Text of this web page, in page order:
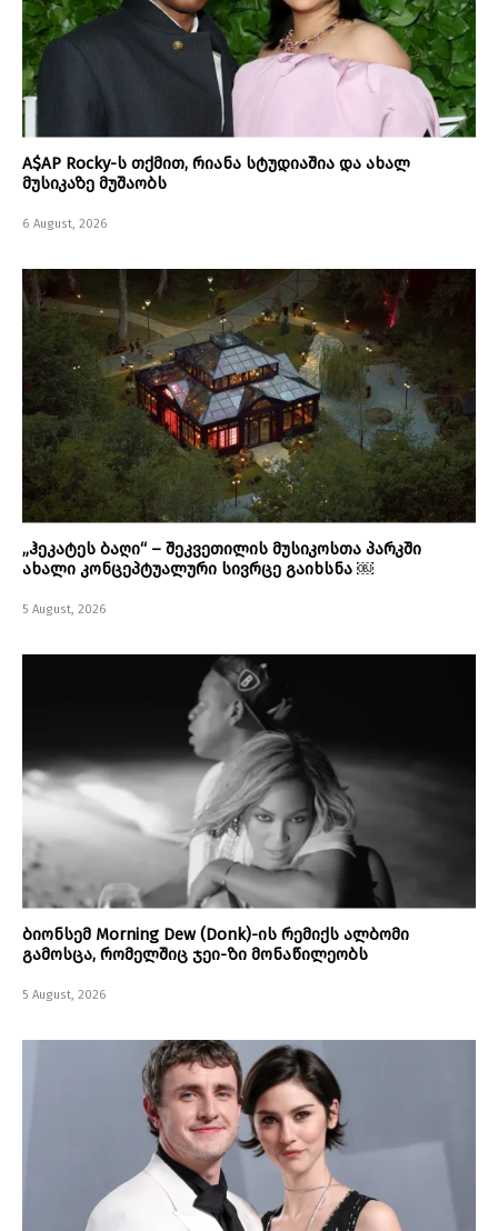
A$AP Rocky-ს თქმით, რიანა სტუდიაშია და ახალ
მუსიკაზე მუშაობს
6 August, 2026
„ჰეკატეს ბაღი“ – შეკვეთილის მუსიკოსთა პარკში
ახალი კონცეპტუალური სივრცე გაიხსნა ￼
5 August, 2026
ბიონსემ Morning Dew (Donk)-ის რემიქს ალბომი
გამოსცა, რომელშიც ჯეი-ზი მონაწილეობს
5 August, 2026